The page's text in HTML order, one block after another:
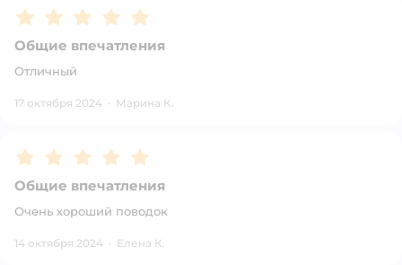
Рейтинг:5
Общие впечатления
Отличный
17 октября 2024 · Марина К.
Рейтинг:5
Общие впечатления
Очень хороший поводок
14 октября 2024 · Елена К.